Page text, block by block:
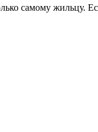
самому жильцу.